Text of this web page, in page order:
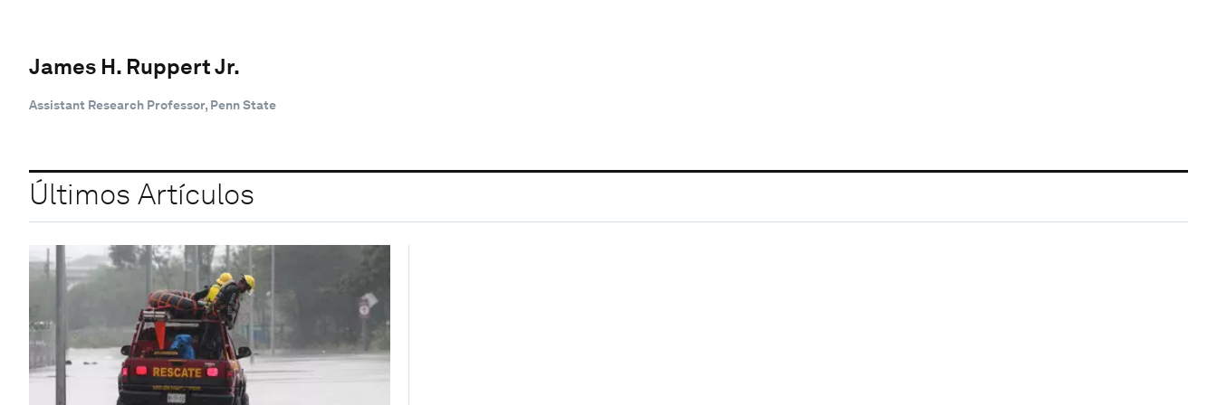
James H. Ruppert Jr.
Assistant Research Professor, Penn State
Últimos Artículos